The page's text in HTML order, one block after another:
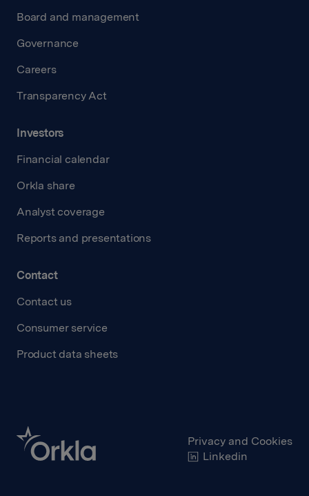
Board and management
Governance
Careers
Transparency Act
Investors
Financial calendar
Orkla share
Analyst coverage
Reports and presentations
Contact
Contact us
Consumer service
Product data sheets
Privacy and Cookies
Linkedin